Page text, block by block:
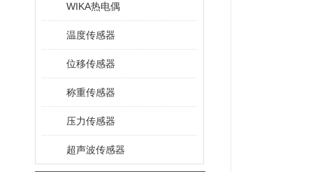
WIKA热电偶
温度传感器
位移传感器
称重传感器
压力传感器
超声波传感器